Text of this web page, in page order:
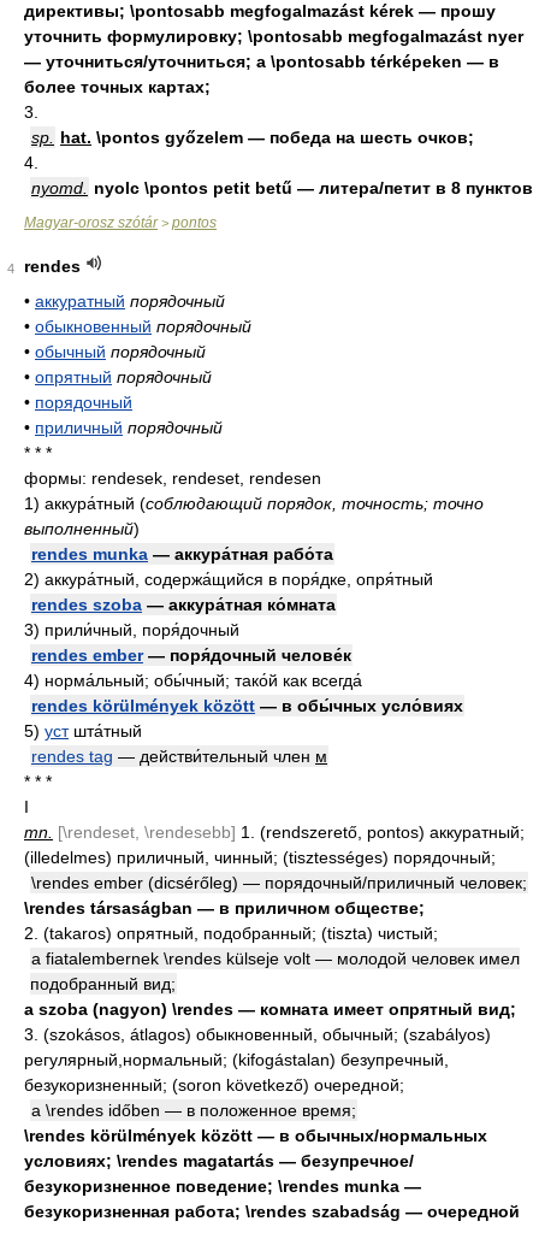
директивы; \pontosabb megfogalmazást kérek — прошу
уточнить формулировку; \pontosabb megfogalmazást nyer
— уточниться/уточниться; a \pontosabb térképeken — в
более точных картах;
3.
sp.
hat. \pontos győzelem — победа на шесть очков;
4.
nyomd.
nyolc \pontos petit betű — литера/петит в 8 пунктов
Magyar-orosz szótár> pontos
4
rendes
• аккуратный порядочный
• обыкновенный порядочный
• обычный порядочный
• опрятный порядочный
• порядочный
• приличный порядочный
* * *
формы: rendesek, rendeset, rendesen
1) аккура́тный (соблюдающий порядок, точность; точно
выполненный)
rendes munka — аккура́тная рабо́та
2) аккура́тный, содержа́щийся в поря́дке, опря́тный
rendes szoba — аккура́тная ко́мната
3) прили́чный, поря́дочный
rendes ember— поря́дочный челове́к
4) норма́льный; обы́чный; тако́й как всегда́
rendes körülmények között — в обы́чных усло́виях
5) устшта́тный
rendes tag — действи́тельный член м
* * *
I
mn. [\rendeset, \rendesebb] 1. (rendszerető, pontos) аккуратный;
(illedelmes) приличный, чинный; (tisztességes) порядочный;
\rendes ember (dicsérőleg) — порядочный/приличный человек;
\rendes társaságban — в приличном обществе;
2. (takaros) опрятный, подобранный; (tiszta) чистый;
a fiatalembernek \rendes külseje volt — молодой человек имел
подобранный вид;
a szoba (nagyon) \rendes — комната имеет опрятный вид;
3. (szokásos, átlagos) обыкновенный, обычный; (szabályos)
регулярный,нормальный; (kifogástalan) безупречный,
безукоризненный; (soron következő) очередной;
a \rendes időben — в положенное время;
\rendes körülmények között — в обычных/нормальных
условиях; \rendes magatartás — безупречное/
безукоризненное поведение; \rendes munka —
безукоризненная работа; \rendes szabadság — очередной